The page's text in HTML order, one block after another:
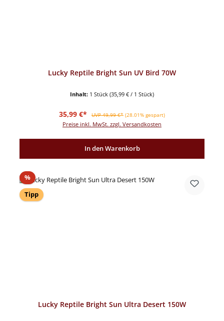
Lucky Reptile Bright Sun UV Bird 70W
Inhalt: 1 Stück (35,99 € / 1 Stück)
Verkaufspreis:
35,99 €* Regulärer Preis:
UVP 49,99 €* (28.01% gespart)
Preise inkl. MwSt. zzgl. Versandkosten
In den Warenkorb
%Rabatt
Tipp
Lucky Reptile Bright Sun Ultra Desert 150W